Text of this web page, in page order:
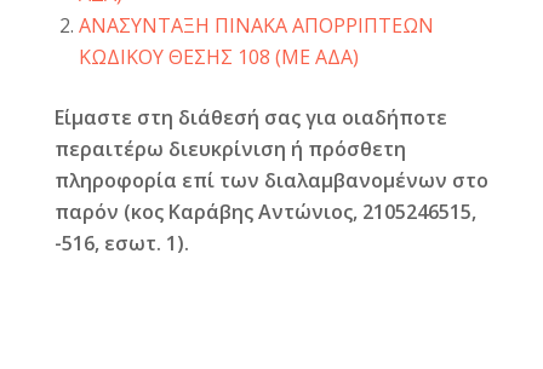
ΑΝΑΣΥΝΤΑΞΗ ΠΙΝΑΚΑ ΑΠΟΡΡΙΠΤΕΩΝ
ΚΩΔΙΚΟΥ ΘΕΣΗΣ 108 (ΜΕ ΑΔΑ)
Είμαστε στη διάθεσή σας για οιαδήποτε
περαιτέρω διευκρίνιση ή πρόσθετη
πληροφορία επί των διαλαμβανομένων στο
παρόν (κος Καράβης Αντώνιος, 2105246515,
-516, εσωτ. 1).